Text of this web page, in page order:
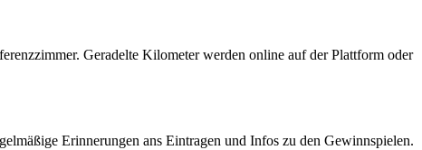
Geradelte Kilometer werden online auf der Plattform oder
Erinnerungen ans Eintragen und Infos zu den Gewinnspielen.